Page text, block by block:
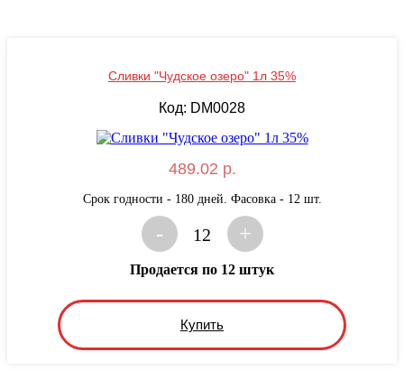
Сливки "Чудское озеро" 1л 35%
Код: DM0028
489.02 р.
Срок годности - 180 дней. Фасовка - 12 шт.
- 12 +
Купить
Продается по 12 штук